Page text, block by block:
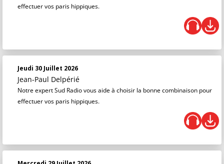
effectuer vos paris hippiques.
Jeudi 30 Juillet 2026
Jean-Paul Delpérié
Notre expert Sud Radio vous aide à choisir la bonne combinaison pour
effectuer vos paris hippiques.